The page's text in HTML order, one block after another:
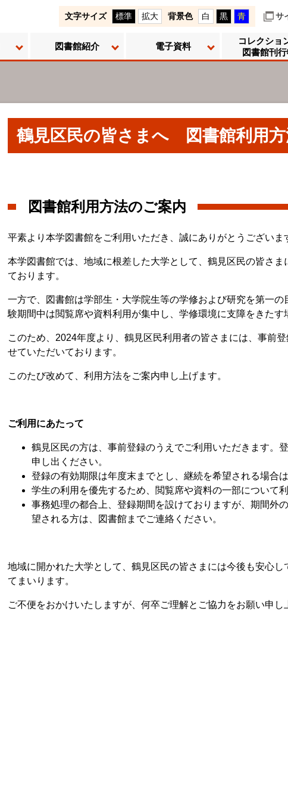
文字サイズ 標準 拡大 背景色 白 黒 青 サ
図書館紹介 電子資料
コレクショ
図書館刊
鶴見区民の皆さまへ 図書館利用方
図書館利用方法のご案内
平素より本学図書館をご利用いただき、誠にありがとうございま
本学図書館では、地域に根差した大学として、鶴見区民の皆さま
ております。
一方で、図書館は学部生・大学院生等の学修および研究を第一
験期間中は閲覧席や資料利用が集中し、学修環境に支障をきたす
このため、2024年度より、鶴見区民利用者の皆さまには、事前
せていただいております。
このたび改めて、利用方法をご案内申し上げます。
ご利用にあたって
鶴見区民の方は、事前登録のうえでご利用いただきます。
申し出ください。
登録の有効期限は年度末までとし、継続を希望される場合
学生の利用を優先するため、閲覧席や資料の一部について
事務処理の都合上、登録期間を設けておりますが、期間外
望される方は、図書館までご連絡ください。
地域に開かれた大学として、鶴見区民の皆さまには今後も安心
てまいります。
ご不便をおかけいたしますが、何卒ご理解とご協力をお願い申し